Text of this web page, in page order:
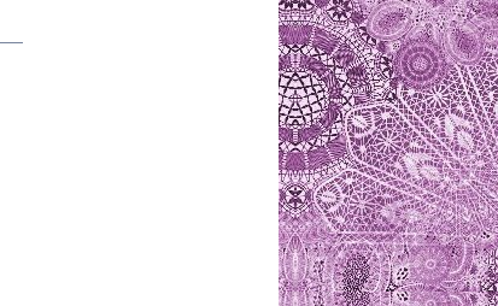
rideau toile
Rideau toile